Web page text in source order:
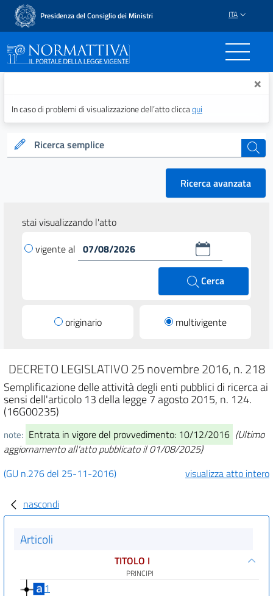
Presidenza del Consiglio dei Ministri ITA
Normattiva - Il portale ×
In caso di problemi di visualizzazione dell’atto cliccaqui
Ricerca semplice cerca
Ricerca avanzata
stai visualizzando l'atto
vigente al
Cerca
originario multivigente
DECRETO LEGISLATIVO 25 novembre 2016, n. 218
Semplificazione delle attività degli enti pubblici di ricerca ai
sensi dell'articolo 13 della legge 7 agosto 2015, n. 124.
(16G00235)
note: Entrata in vigore del provvedimento: 10/12/2016 (Ultimo
aggiornamento all'atto pubblicato il 01/08/2025)
(GU n.276 del 25-11-2016)
visualizza atto intero
nascondi
Articoli
TITOLO I
PRINCIPI
1